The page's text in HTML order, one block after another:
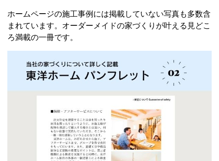
ホームページの施工事例には掲載していない写真も多数含
まれています。 オーダーメイドの家づくりが叶える 見どこ
ろ満載の一冊です。